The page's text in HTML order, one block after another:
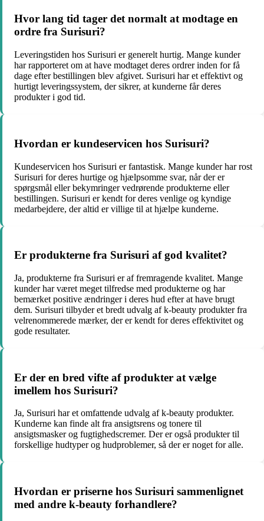
Hvor lang tid tager det normalt at modtage en
ordre fra Surisuri?
Leveringstiden hos Surisuri er generelt hurtig. Mange kunder
har rapporteret om at have modtaget deres ordrer inden for få
dage efter bestillingen blev afgivet. Surisuri har et effektivt og
hurtigt leveringssystem, der sikrer, at kunderne får deres
produkter i god tid.
Hvordan er kundeservicen hos Surisuri?
Kundeservicen hos Surisuri er fantastisk. Mange kunder har rost
Surisuri for deres hurtige og hjælpsomme svar, når der er
spørgsmål eller bekymringer vedrørende produkterne eller
bestillingen. Surisuri er kendt for deres venlige og kyndige
medarbejdere, der altid er villige til at hjælpe kunderne.
Er produkterne fra Surisuri af god kvalitet?
Ja, produkterne fra Surisuri er af fremragende kvalitet. Mange
kunder har været meget tilfredse med produkterne og har
bemærket positive ændringer i deres hud efter at have brugt
dem. Surisuri tilbyder et bredt udvalg af k-beauty produkter fra
velrenommerede mærker, der er kendt for deres effektivitet og
gode resultater.
Er der en bred vifte af produkter at vælge
imellem hos Surisuri?
Ja, Surisuri har et omfattende udvalg af k-beauty produkter.
Kunderne kan finde alt fra ansigtsrens og tonere til
ansigtsmasker og fugtighedscremer. Der er også produkter til
forskellige hudtyper og hudproblemer, så der er noget for alle.
Hvordan er priserne hos Surisuri sammenlignet
med andre k-beauty forhandlere?